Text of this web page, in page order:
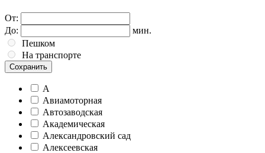
От:
До:
мин.
Пешком
На транспорте
Сохранить
А
Авиамоторная
Автозаводская
Академическая
Александровский сад
Алексеевская